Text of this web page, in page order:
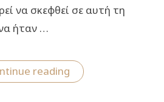
να σκεφθεί σε αυτή τη
ήταν …
reading“Αυτά
τα